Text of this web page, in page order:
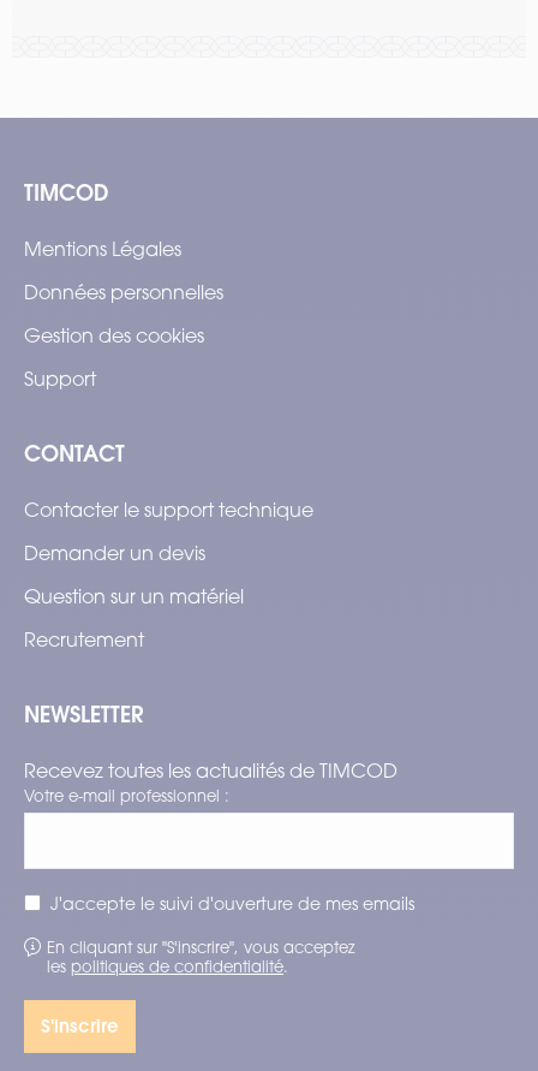
TIMCOD
Mentions Légales
Données personnelles
Gestion des cookies
Support
CONTACT
Contacter le support technique
Demander un devis
Question sur un matériel
Recrutement
NEWSLETTER
Recevez toutes les actualités de TIMCOD
Votre e-mail professionnel :
J'accepte le suivi d'ouverture de mes emails
En cliquant sur "S'inscrire", vous acceptez
les politiques de confidentialité.